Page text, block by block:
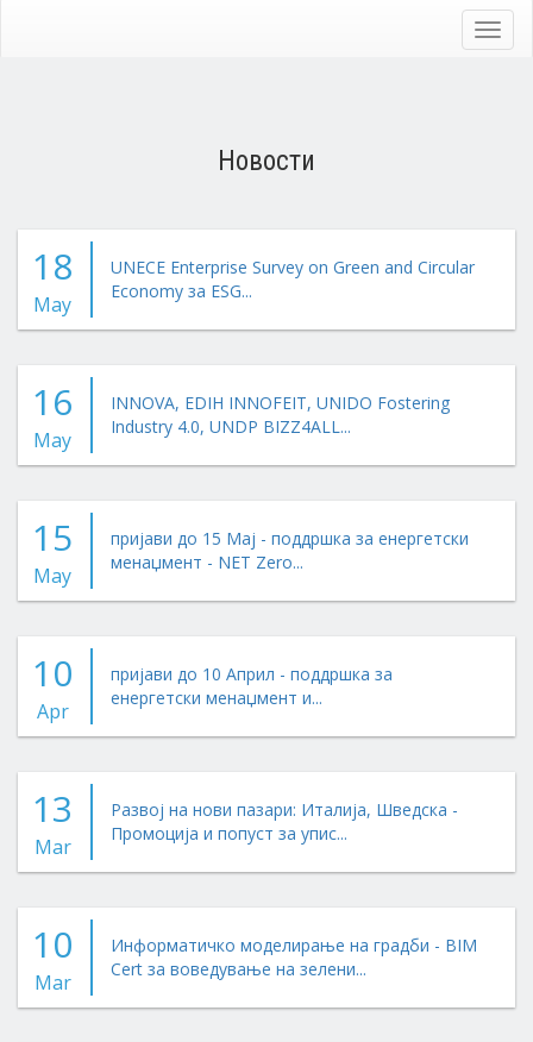
Новости
18
May
UNECE Enterprise Survey on Green and Circular
Economy за ESG...
16
May
INNOVA, EDIH INNOFEIT, UNIDO Fostering
Industry 4.0, UNDP BIZZ4ALL...
15
May
пријави до 15 Мај - поддршка за енергетски
менаџмент - NET Zero...
10
Apr
пријави до 10 Април - поддршка за
енергетски менаџмент и...
13
Mar
Развој на нови пазари: Италија, Шведска -
Промоција и попуст за упис...
10
Mar
Информатичко моделирање на градби - BIM
Cert за воведување на зелени...